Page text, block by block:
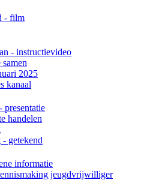
- film
- instructievideo
2025
kanaal
presentatie
handelen
getekend
informatie
jeugdvrijwilliger